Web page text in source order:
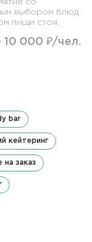
со
выбором блюд
пищи стоя.
10 000 ₽/чел.
bar
кейтеринг
на заказ